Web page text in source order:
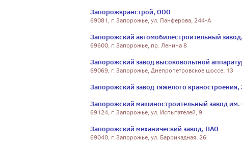
Запорожкранстрой, ООО
69081, г. Запорожье, ул. Панферова, 244-А
Запорожский автомобилестроительный
69600, г. Запорожье, пр. Ленина 8
Запорожский завод высоковольтной
69069, г. Запорожье, Днепропетровское шоссе, 13
Запорожский завод тяжелого краностроения,
Запорожский машиностроительный завод
69124, г. Запорожье, ул. Испытателей, 9
Запорожский механический завод, ПАО
69040, г. Запорожье, ул. Баррикадная, 26